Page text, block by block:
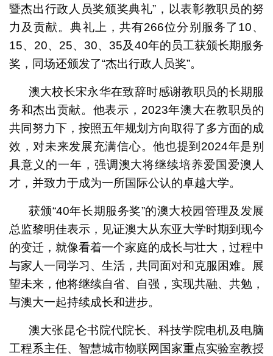
暨杰出行政人员奖颁奖典礼”，以表彰教职员的努
力及贡献。典礼上，共有266位分别服务了10、
15、20、25、30、35及40年的员工获颁长期服务
奖，同场还颁发了“杰出行政人员奖”。
澳大校长宋永华在致辞时感谢教职员的长期服
务和杰出贡献。他表示，2023年澳大在教职员的
共同努力下，按照五年规划方向取得了多方面的成
效，对未来发展充满信心。他也提到2024年是别
具意义的一年，强调澳大将继续培养爱国爱澳人
才，并致力于成为一所国际公认的卓越大学。
获颁“40年长期服务奖”的澳大校园管理及发展
总监黎明佳表示，见证澳大从东亚大学时期到现今
的变迁，就像看着一个家庭的成长与壮大，过程中
与家人一同学习、生活，共同面对和克服困难。展
望未来，他将继续自省、自强，实现共融、共勉，
与澳大一起持续成长和进步。
澳大张昆仑书院代院长、科技学院电机及电脑
工程系主任、智慧城市物联网国家重点实验室教授